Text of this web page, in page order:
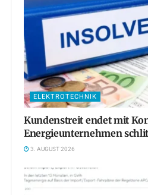
ELEKTROTECHNIK
Kundenstreit endet mit
Energieunternehmen
3. AUGUST 2026